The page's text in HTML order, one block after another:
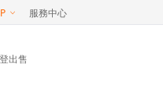
服務中心
出售